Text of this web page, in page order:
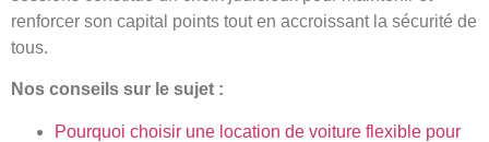
renforcer son capital points tout en accroissant la sécurité de
tous.
Nos conseils sur le sujet :
Pourquoi choisir une location de voiture flexible pour